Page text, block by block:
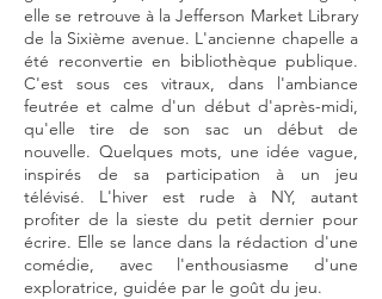
elle se retrouve à la Jefferson Market Library
de la Sixième avenue. L'ancienne chapelle a
été reconvertie en bibliothèque publique.
C'est sous ces vitraux, dans l'ambiance
feutrée et calme d'un début d'après-midi,
qu'elle tire de son sac un début de
nouvelle. Quelques mots, une idée vague,
inspirés de sa participation à un jeu
télévisé. L'hiver est rude à NY, autant
profiter de la sieste du petit dernier pour
écrire. Elle se lance dans la rédaction d'une
comédie, avec l'enthousiasme d'une
exploratrice, guidée par le goût du jeu.